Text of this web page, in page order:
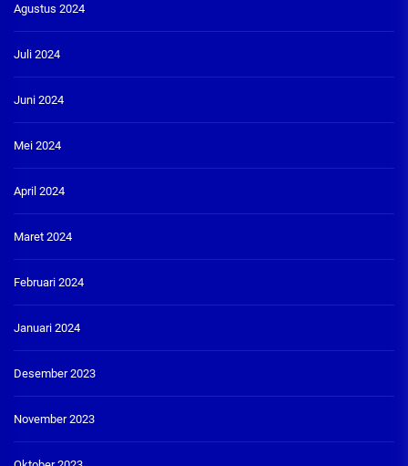
Agustus 2024
Juli 2024
Juni 2024
Mei 2024
April 2024
Maret 2024
Februari 2024
Januari 2024
Desember 2023
November 2023